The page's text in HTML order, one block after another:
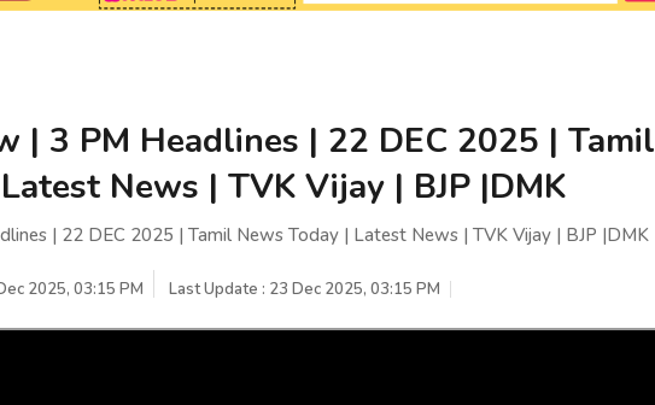
| 3 PM Headlines | 22 DEC 2025 | Tamil
News | TVK Vijay | BJP |DMK
| 22 DEC 2025 | Tamil News Today | Latest News | TVK Vijay | BJP |DMK
2025, 03:15 PM Last Update : 23 Dec 2025, 03:15 PM